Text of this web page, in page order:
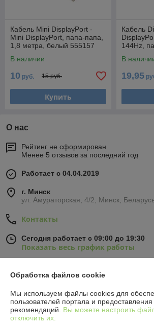
Кабель Mini DisplayPort -
Mini DisplayPort, папа-папа,
1,8 метра, белый 555157
В наличии
10 руб. 15 руб.
Купить
Кабель
144Hz,
В
19,95
О нас
Рейтинг не сформирован
Менее 5 отзывов за последний год
Работает с 04.04.2019
г. Минск
ул. Амураторская, 4/2, Минск,
Контакты
Сегодня работает с 09:00 до 19:30
Показать весь график работы
Отзывы о магазине
379 отзывов за всё время
Покупатель
Обработка файлов cookie
Мы используем файлы cookies для
пользователей портала и
рекомендаций. Вы можете настроить
отключить их.